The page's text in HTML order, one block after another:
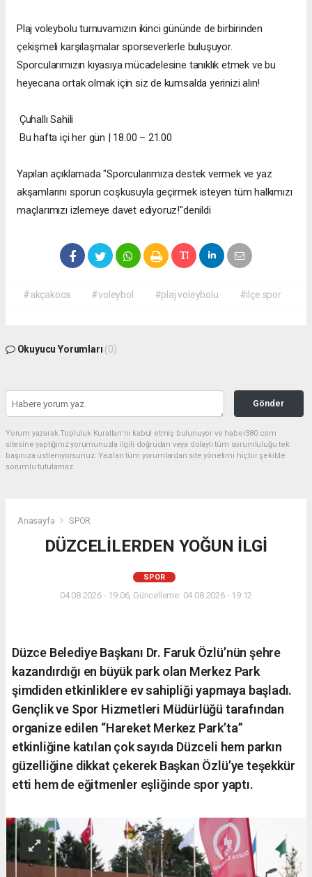
Plaj voleybolu turnuvamızın ikinci gününde de birbirinden
çekişmeli karşılaşmalar sporseverlerle buluşuyor.
Sporcularımızın kıyasıya mücadelesine tanıklık etmek ve bu
heyecana ortak olmak için siz de kumsalda yerinizi alın!
Çuhallı Sahili
Bu hafta içi her gün | 18.00 – 21.00
Yapılan açıklamada "Sporcularımıza destek vermek ve yaz
akşamlarını sporun coşkusuyla geçirmek isteyen tüm halkımızı
maçlarımızı izlemeye davet ediyoruz!"denildi
#akçakoca #voleybol #plaj voleybolu #ilçe spor
Okuyucu Yorumları (0)
Gönder
Yorum yazarak Topluluk Kuralları’nı kabul etmiş bulunuyor ve haber380.com
sitesine yaptığınız yorumunuzla ilgili doğrudan veya dolaylı tüm sorumluluğu tek
başınıza üstleniyorsunuz. Yazılan tüm yorumlardan site yönetimi hiçbir şekilde
sorumlu tutulamaz.
Anasayfa SPOR
DÜZCELİLERDEN YOĞUN İLGİ
SPOR
04.08.2026 - 19:06, Güncelleme: 04.08.2026 - 19:12
Düzce Belediye Başkanı Dr. Faruk Özlü’nün şehre
kazandırdığı en büyük park olan Merkez Park
şimdiden etkinliklere ev sahipliği yapmaya başladı.
Gençlik ve Spor Hizmetleri Müdürlüğü tarafından
organize edilen “Hareket Merkez Park’ta”
etkinliğine katılan çok sayıda Düzceli hem parkın
güzelliğine dikkat çekerek Başkan Özlü’ye teşekkür
etti hem de eğitmenler eşliğinde spor yaptı.